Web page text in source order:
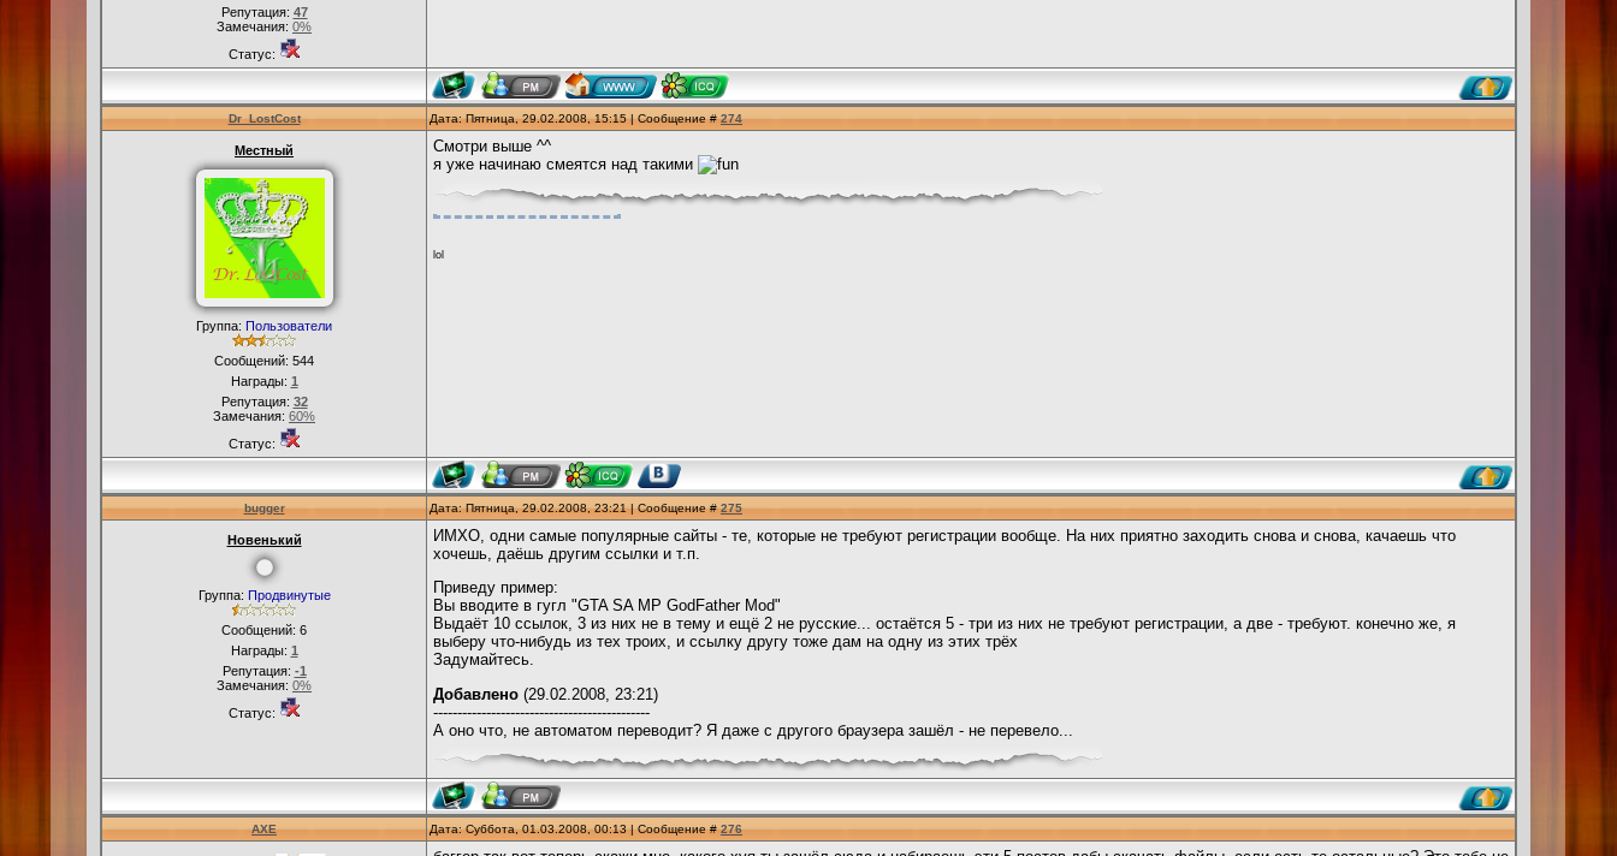
Репутация: 47
Замечания: 0%
Статус:
Dr_LostCost Дата: Пятница, 29.02.2008, 15:15 | Сообщение #274
Местный
Группа: Пользователи
Сообщений: 544
Награды: 1
Репутация: 32
Замечания: 60%
Статус:
Смотри выше ^^
я уже начинаю смеятся над такими
lol
bugger Дата: Пятница, 29.02.2008, 23:21 | Сообщение #275
Новенький
Группа: Продвинутые
Сообщений: 6
Награды: 1
Репутация: -1
Замечания: 0%
Статус:
ИМХО, одни самые популярные сайты - те, которые не требуют регистрации вообще. На них приятно заходить снова и снова, качаешь что
хочешь, даёшь другим ссылки и т.п.
Приведу пример:
Вы вводите в гугл "GTA SA MP GodFather Mod"
Выдаёт 10 ссылок, 3 из них не в тему и ещё 2 не русские... остаётся 5 - три из них не требуют регистрации, а две - требуют. конечно же, я
выберу что-нибудь из тех троих, и ссылку другу тоже дам на одну из этих трёх
Задумайтесь.
Добавлено (29.02.2008, 23:21)
---------------------------------------------
А оно что, не автоматом переводит? Я даже с другого браузера зашёл - не перевело...
AXE Дата: Суббота, 01.03.2008, 00:13 | Сообщение #276